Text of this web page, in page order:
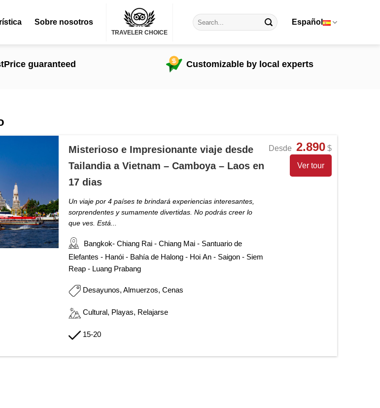
Sobre nosotros
TRAVELER CHOICE
Español
guaranteed Customizable by local experts
Misterioso e Impresionante viaje desde
Tailandia a Vietnam – Camboya – Laos en
17 dias
Un viaje por 4 países te brindará experiencias interesantes,
sorprendentes y sumamente divertidas. No podrás creer lo
que ves. Está...
Bangkok- Chiang Rai - Chiang Mai - Santuario de
Elefantes - Hanói - Bahía de Halong - Hoi An - Saigon - Siem
Reap - Luang Prabang
Desayunos, Almuerzos, Cenas
Cultural, Playas, Relajarse
15-20
Desde 2.890 $
Ver tour